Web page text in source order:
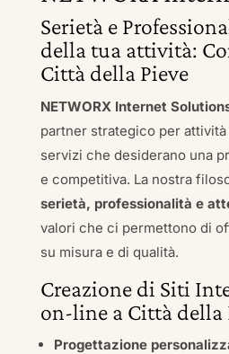
Serietà e
della tua attività:
Città della Pieve
NETWORX Internet
partner strategico per
servizi che desiderano una
e competitiva. La nostra
serietà, professionalità e
valori che ci permettono di
su misura e di qualità.
Creazione di Siti
on-line a Città della
Progettazione